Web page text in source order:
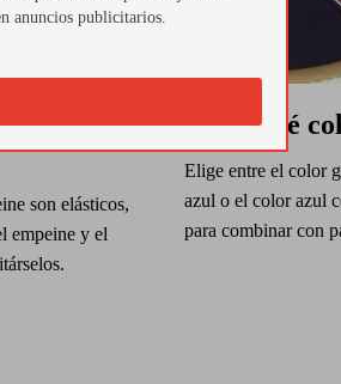
son elásticos,
empeine y el
¿Con qué
Elige entre el color
azul o el color azul
para combinar con
anuncios publicitarios.